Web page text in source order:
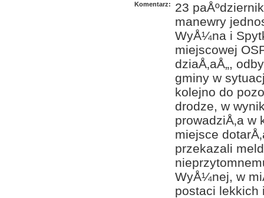
Komentarz:
23
manewry
WyÅ¼na i
miejscowej
dziaÅ‚aÅ„,
gminy w
kolejno do
drodze, w
prowadziÅ‚a
miejsce
przekazali
WyÅ¼nej, w
postaci lekkich